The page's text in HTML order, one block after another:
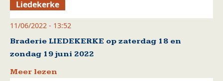
Liedekerke
11/06/2022 - 13:52
Braderie LIEDEKERKE op zaterdag 18 en
zondag 19 juni 2022
Meer lezen